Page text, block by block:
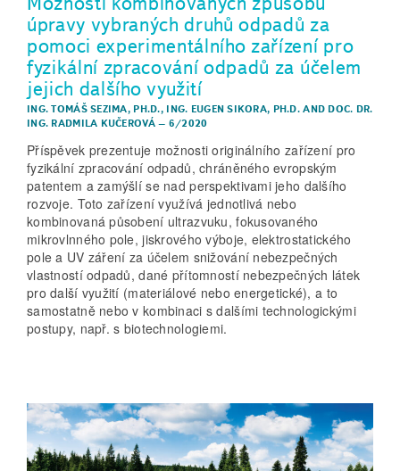
úpravy vybraných druhů odpadů za
pomoci experimentálního zařízení pro
fyzikální zpracování odpadů za účelem
jejich dalšího využití
ING. TOMÁŠ SEZIMA, PH.D., ING. EUGEN SIKORA, PH.D. AND DOC. DR.
ING. RADMILA KUČEROVÁ– 6/2020
Příspěvek prezentuje možnosti originálního zařízení pro
fyzikální zpracování odpadů, chráněného evropským
patentem a zamýšlí se nad perspektivami jeho dalšího
rozvoje. Toto zařízení využívá jednotlivá nebo
kombinovaná působení ultrazvuku, fokusovaného
mikrovlnného pole, jiskrového výboje, elektrostatického
pole a UV záření za účelem snižování nebezpečných
vlastností odpadů, dané přítomností nebezpečných látek
pro další využití (materiálové nebo energetické), a to
samostatně nebo v kombinaci s dalšími technologickými
postupy, např. s biotechnologiemi.